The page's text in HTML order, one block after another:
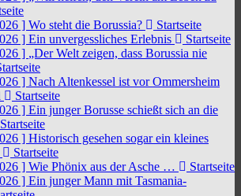
] Wo steht die Borussia?
Startseite
] Ein unvergessliches Erlebnis
Startseite
] „Der Welt zeigen, dass Borussia nie
] Nach Altenkessel ist vor Ommersheim
Startseite
] Ein junger Borusse schießt sich an die
Startseite
] Historisch gesehen sogar ein kleines
Startseite
] Wie Phönix aus der Asche …
Startseite
] Ein junger Mann mit Tasmania-